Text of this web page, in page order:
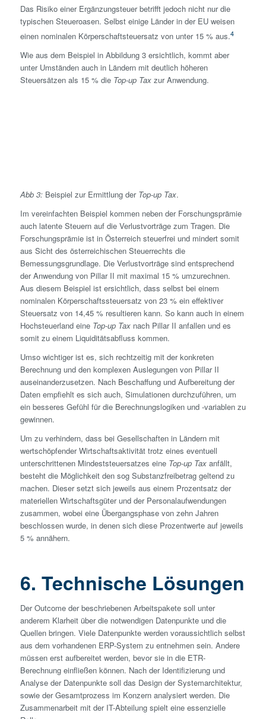
Das Risiko einer Ergänzung­steuer betrifft jedoch nicht nur die
typischen Steueroasen. Selbst einige Länder in der EU weisen
einen nominalen Körperschaft­steuersatz von unter 15 % aus.4
Wie aus dem Beispiel in Abbildung 3 ersichtlich, kommt aber
unter Umständen auch in Ländern mit deutlich höheren
Steuersätzen als 15 % die Top-up Taxzur Anwendung.
Abb 3:Beispiel zur Ermittlung der Top-up Tax.
Im vereinfachten Beispiel kommen neben der Forschungs­prämie
auch latente Steuern auf die Verlustvorträge zum Tragen. Die
Forschungs­prämie ist in Österreich steuerfrei und mindert somit
aus Sicht des österreichischen Steuer­rechts die
Bemessungsgrundlage. Die Verlustvorträge sind entsprechend
der Anwendung von Pillar II mit maximal 15 % umzurechnen.
Aus diesem Beispiel ist ersichtlich, dass selbst bei einem
nominalen Körperschafts­steuersatz von 23 % ein effektiver
Steuersatz von 14,45 % resultieren kann. So kann auch in einem
Hochsteuerland eine Top-up Taxnach Pillar II anfallen und es
somit zu einem Liquiditätsabfluss kommen.
Umso wichtiger ist es, sich rechtzeitig mit der konkreten
Berechnung und den komplexen Auslegungen von Pillar II
auseinanderzusetzen. Nach Beschaffung und Aufbereitung der
Daten empfiehlt es sich auch, Simulationen durchzuführen, um
ein besseres Gefühl für die Berechnungslogiken und -variablen zu
gewinnen.
Um zu verhindern, dass bei Gesellschaften in Ländern mit
wertschöpfender Wirtschaftsaktivität trotz eines eventuell
unterschrittenen Mindest­steuersatzes eine Top-up Taxanfällt,
besteht die Möglichkeit den sog Substanzfrei­betrag geltend zu
machen. Dieser setzt sich jeweils aus einem Prozentsatz der
materiellen Wirtschafts­güter und der Personal­aufwendungen
zusammen, wobei eine Übergangsphase von zehn Jahren
beschlossen wurde, in denen sich diese Prozent­werte auf jeweils
5 % annähern.
6. Technische Lösungen
Der Outcome der beschriebenen Arbeitspakete soll unter
anderem Klarheit über die notwendigen Datenpunkte und die
Quellen bringen. Viele Datenpunkte werden voraussichtlich selbst
aus dem vorhandenen ERP-System zu entnehmen sein. Andere
müssen erst aufbereitet werden, bevor sie in die ETR-
Berechnung einfließen können. Nach der Identifizierung und
Analyse der Datenpunkte soll das Design der Systemarchitektur,
sowie der Gesamtprozess im Konzern analysiert werden. Die
Zusammenarbeit mit der IT-Abteilung spielt eine essenzielle